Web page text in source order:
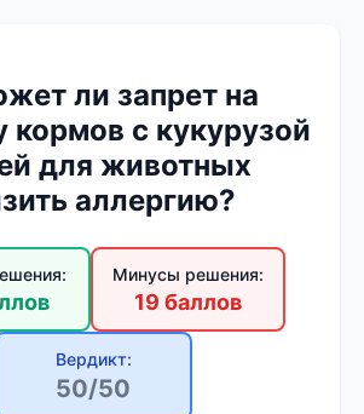
ли запрет на
кормов с кукурузой
для животных
аллергию?
Минусы решения:
19 баллов
Вердикт:
50/50